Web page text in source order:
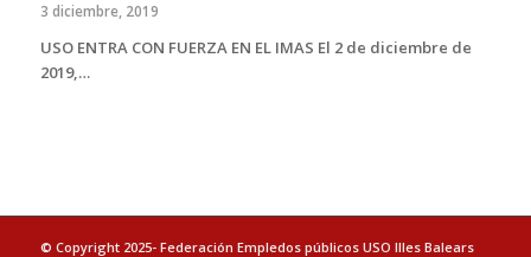
3 diciembre, 2019
USO ENTRA CON FUERZA EN EL IMAS El 2 de diciembre de
2019,…
© Copyright 2025- Federación Empledos públicos USO Illes Balears